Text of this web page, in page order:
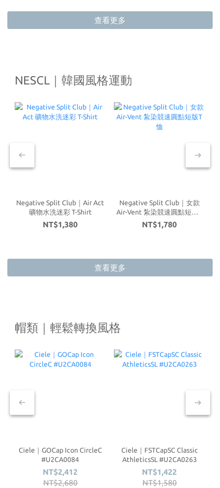
查看更多
NESCL｜韓國風格運動
Negative Split Club｜Air Act
礦物水洗迷彩 T-Shirt
NT$1,380
Negative Split Club｜女款
Air-Vent 紮染競速圓點短版T
恤
NT$1,780
查看更多
帽類｜輕鬆轉換風格
Ciele｜GOCap Icon CircleC
#U2CA0084
NT$2,412
NT$2,680
Ciele｜FSTCapSC Classic
AthleticsSL #U2CA0263
NT$1,422
NT$1,580